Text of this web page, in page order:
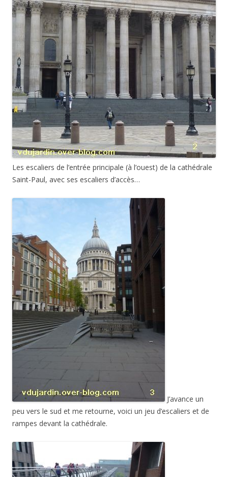
Les escaliers de l’entrée principale (à l’ouest) de la cathédrale
Saint-Paul, avec ses escaliers d’accès…
J’avance un
peu vers le sud et me retourne, voici un jeu d’escaliers et de
rampes devant la cathédrale.